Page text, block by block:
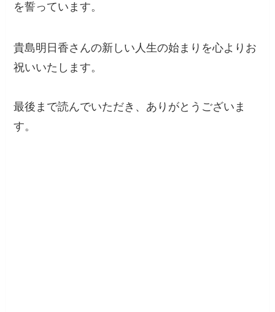
を誓っています。
貴島明日香さんの新しい人生の始まりを心よりお
祝いいたします。
最後まで読んでいただき、ありがとうございま
す。